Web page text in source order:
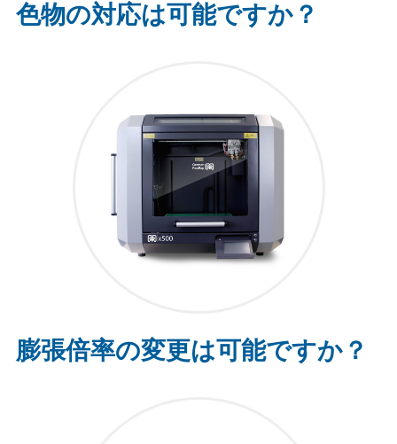
色物の対応は可能ですか？
膨張倍率の変更は可能ですか？